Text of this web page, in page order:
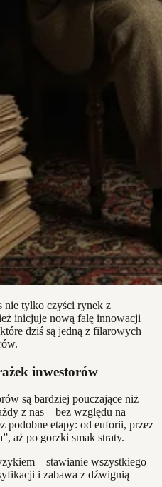
nie tylko czyści rynek z
inicjuje nową falę innowacji
dziś są jedną z filarowych
inwestorów
są bardziej pouczające niż
z nas – bez względu na
podobne etapy: od euforii, przez
aż po gorzki smak straty.
– stawianie wszystkiego
i zabawa z dźwignią